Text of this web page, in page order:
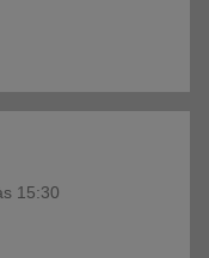
15:30